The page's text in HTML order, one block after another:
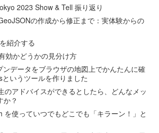
2023 Show & Tell 振り返り
の作成から修正まで：実体験からの
紹介する
効かどうかの見分け方
ンデータをブラウザの地図上でかんたんに確
いうツールを作りました
のアドバイスができるとしたら、どんなメッ
か？
を使っていつでもどこでも「キラーン！」と